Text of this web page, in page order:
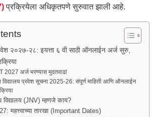
प्रक्रियेला अधिकृतपणे सुरुवात झाली आहे.
२०२७-२८: इयत्ता ६ वी साठी ऑनलाईन अर्ज सुरु,
2027 अर्ज भरण्यास मुदतवाढ!
विद्यालय प्रवेश सूचना 2025-26: संपूर्ण माहिती आणि ऑनलाईन
विद्यालय (JNV) म्हणजे काय?
महत्त्वाच्या तारखा (Important Dates)